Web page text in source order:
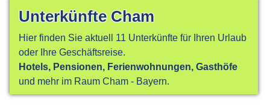
Unterkünfte Cham
Hier finden Sie aktuell 11 Unterkünfte für Ihren Urlaub
oder Ihre Geschäftsreise.
Hotels, Pensionen, Ferienwohnungen, Gasthöfe
und mehr im Raum Cham - Bayern.